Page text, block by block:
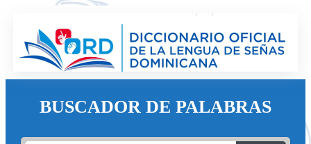
BUSCADOR DE PALABRAS